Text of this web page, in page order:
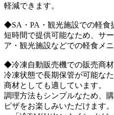
軽減できます。
◆SA・PA・観光施設での軽食
短時間で提供可能なため、サ
ア・観光施設などでの軽食メ
◆冷凍自動販売機での販売商
冷凍状態で長期保管が可能な
商材としても適しています。
調理方法もシンプルなため、
ピザをお楽しみいただけます。